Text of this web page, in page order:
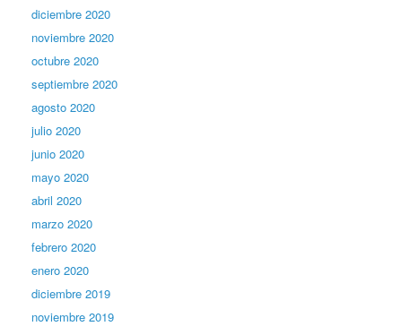
diciembre 2020
noviembre 2020
octubre 2020
septiembre 2020
agosto 2020
julio 2020
junio 2020
mayo 2020
abril 2020
marzo 2020
febrero 2020
enero 2020
diciembre 2019
noviembre 2019